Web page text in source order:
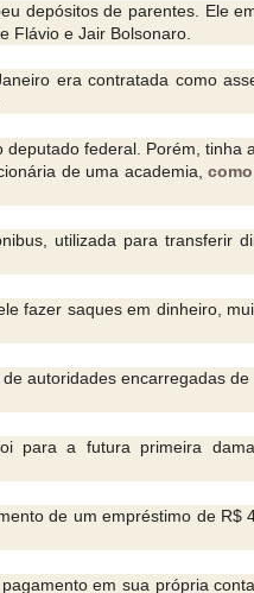
depósitos de parentes. Ele
Flávio e Jair Bolsonaro.
era contratada como
federal. Porém, tinha
de uma academia,
utilizada para transferir
fazer saques em dinheiro,
autoridades encarregadas
para a futura primeira
de um empréstimo de R$
em sua própria